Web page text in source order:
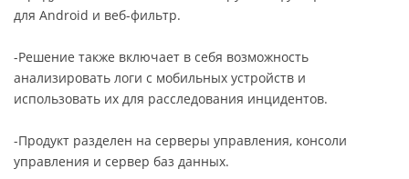
для Android и веб-фильтр.
-Решение также включает в себя возможность
анализировать логи с мобильных устройств и
использовать их для расследования инцидентов.
-Продукт разделен на серверы управления, консоли
управления и сервер баз данных.